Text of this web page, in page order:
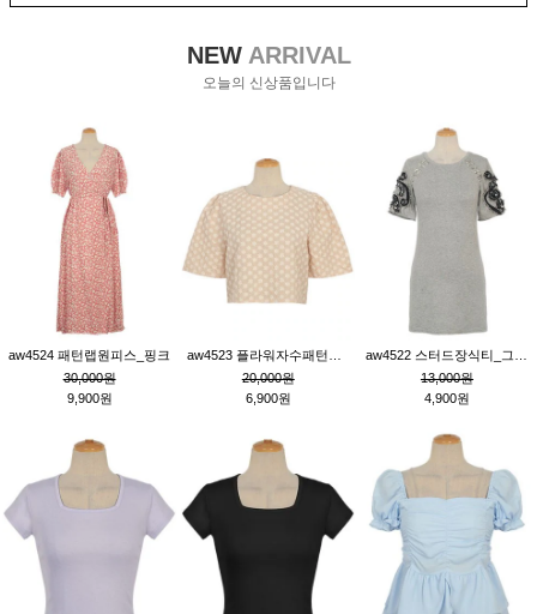
NEWARRIVAL
오늘의 신상품입니다
aw4524 패턴랩원피스_핑크
30,000원
9,900원
20,000원
6,900원
13,000원
4,900원